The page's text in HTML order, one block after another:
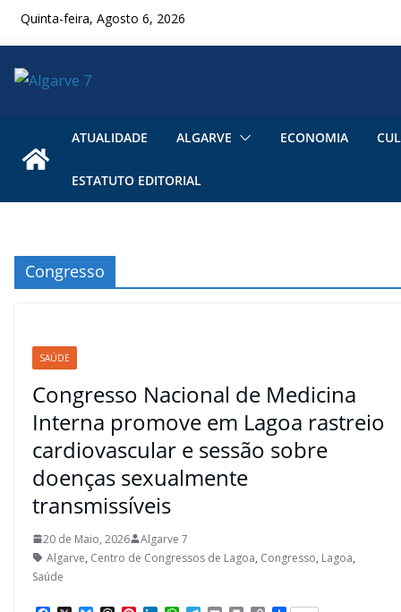
SkipQuinta-feira, Agosto 6, 2026
ATUALIDADE ALGARVE ECONOMIA
ESTATUTO EDITORIAL
Congresso
SAÚDE
Congresso Nacional de Medicina
Interna promove em Lagoa rastreio
cardiovascular e sessão sobre
doenças sexualmente
transmissíveis
20 de Maio, 2026
Algarve 7
Algarve, Centro de Congressos de Lagoa, Congresso, Lagoa,
Saúde